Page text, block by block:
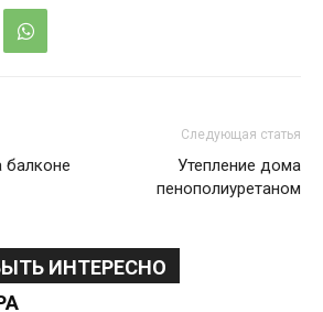
балконе
Следующая статья
Утепление дома
пенополиуретаном
ИНТЕРЕСНО